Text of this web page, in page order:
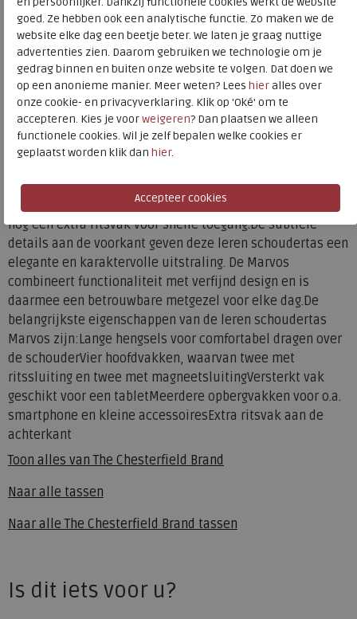
volgt sluit met een magneetknoop en bevat een versterkt
vak, geschikt voor bijvoorbeeld een tablet. Daarnaast is er
voldoende ruimte voor kleine documenten, een agenda of
een boekje.Het volgende hoofdvak, eveneens met
magneetsluiting, is praktisch ingedeeld met een speciaal
opbergvak voor je smartphone en een extra vak met
ritssluiting. Ideaal voor het veilig opbergen van sleutels,
oortjes, belangrijke pasjes of make-up. Het voorste
vak, zodat je waardevolle spullen altijd goed beschermd
zijn. Aan de achterkant van de tas bevindt zich bovendien
nog een extra ritsvak voor snelle toegang.De subtiele
details aan de voorkant geven deze leren schoudertas een
elegante en karaktervolle uitstraling. De Marvos
combineert functionaliteit met verfijnd design en is
daarmee een betrouwbare metgezel voor elke dag.De
belangrijkste eigenschappen van de leren schoudertas
Marvos zijn:Lange hengsels voor comfortabel dragen over
de schouderVier hoofdvakken, waarvan twee met
ritssluiting en twee met magneetsluitingVersterkt vak
geschikt voor een tabletMeerdere opbergvakken voor o.a.
smartphone en kleine accessoiresExtra ritsvak aan de
achterkant
Toon alles vanThe Chesterfield Brand
Naar alle tassen
Naar alleThe Chesterfield Brand tassen
Is dit iets voor u?
goed. Ze hebben ook een analytische functie. Zo maken we de
website elke dag een beetje beter. We laten je graag nuttige
advertenties zien. Daarom gebruiken we technologie om je
gedrag binnen en buiten onze website te volgen. Dat doen we
op een anonieme manier. Meer weten? Lees hieralles over
onze cookie- en privacyverklaring. Klik op 'Oké' om te
accepteren. Kies je voorweigeren? Dan plaatsen we alleen
functionele cookies. Wil je zelf bepalen welke cookies er
geplaatst worden klik dan hier.